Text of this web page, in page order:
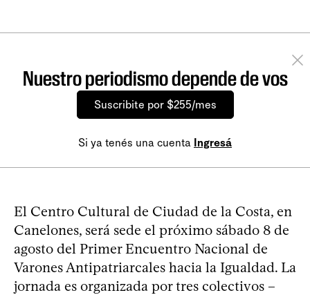
Nuestro periodismo depende de vos
Suscribite por $255/mes
Si ya tenés una cuenta Ingresá
El Centro Cultural de Ciudad de la Costa, en
Canelones, será sede el próximo sábado 8 de
agosto del Primer Encuentro Nacional de
Varones Antipatriarcales hacia la Igualdad. La
jornada es organizada por tres colectivos –